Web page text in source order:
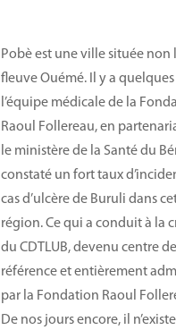
Pobè est une ville située non
fleuve Ouémé. Il y a quelques
l’équipe médicale de la
Raoul Follereau, en
le ministère de la Santé du
constaté un fort taux
cas d’ulcère de Buruli dans
région. Ce qui a conduit à la
du CDTLUB, devenu centre de
référence et entièrement
par la Fondation Raoul
De nos jours encore, il